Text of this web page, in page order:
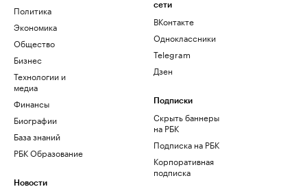
Политика
Экономика
Общество
Бизнес
Технологии и
медиа
Финансы
Биографии
База знаний
РБК Образование
Новости
сети
ВКонтакте
Одноклассники
Telegram
Дзен
Подписки
Скрыть баннеры
на РБК
Подписка на РБК
Корпоративная
подписка